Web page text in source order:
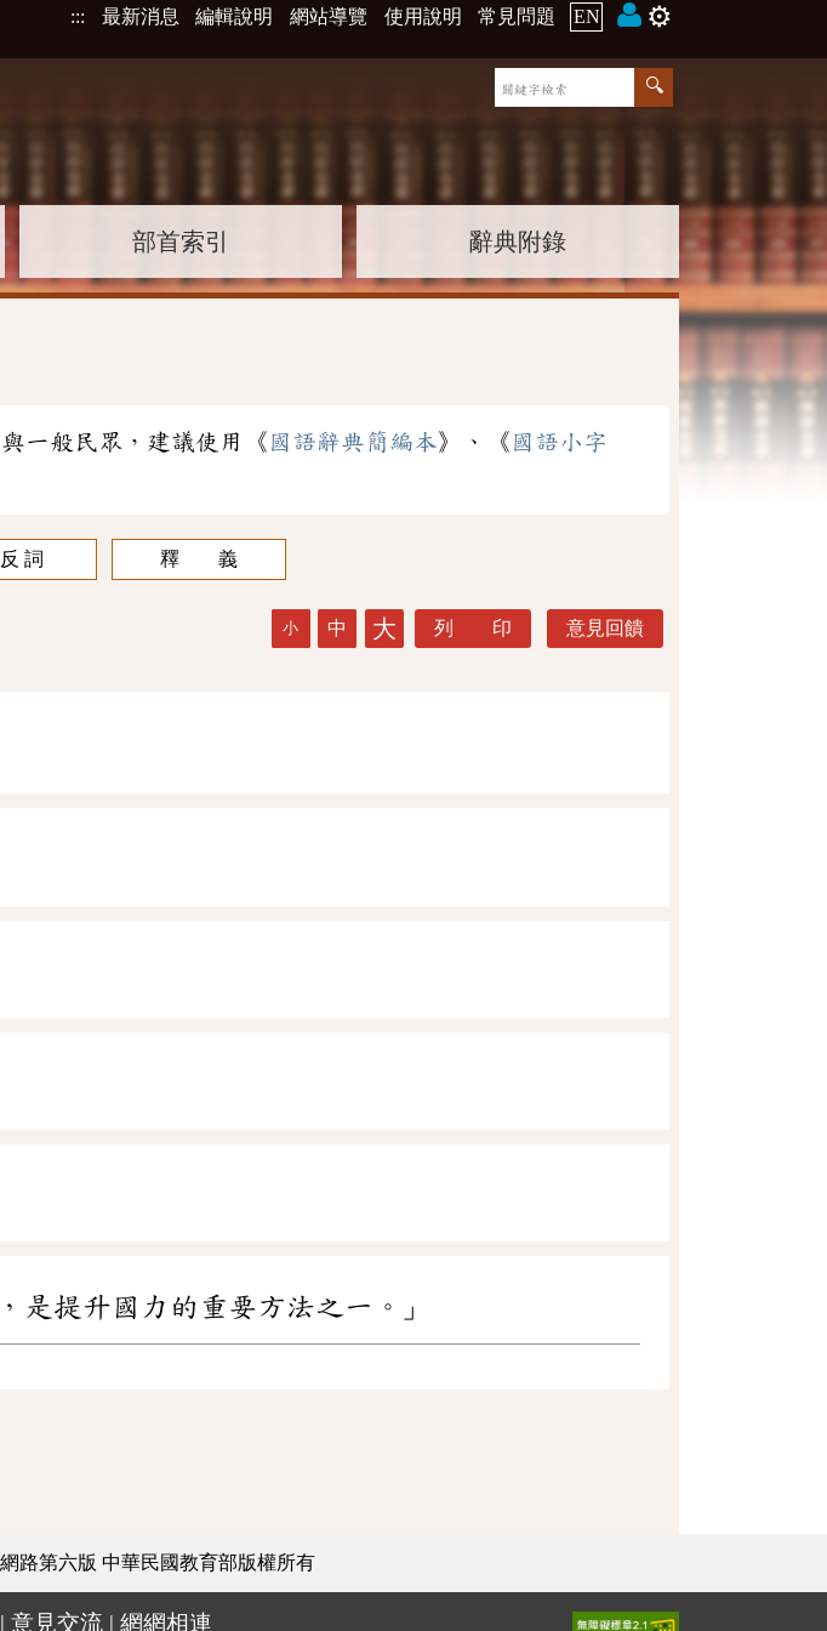
::: 最新消息 編輯說明 網站導覽 使用說明 常見問題 EN ⚙️
部首索引 辭典附錄
一般民眾，建議使用《 國語辭典簡編本》、《 國語小字
詞 釋 義
小 中 大 列 印 意見回饋
是提升國力的重要方法之一。」
路第六版 中華民國教育部版權所有
| 意見交流 | 網網相連